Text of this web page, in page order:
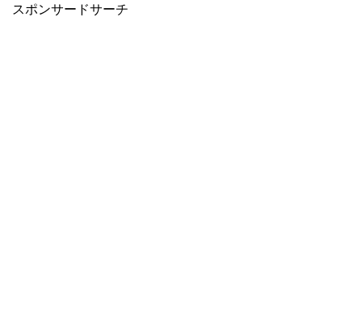
スポンサードサーチ